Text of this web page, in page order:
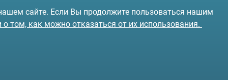
сайте. Если Вы продолжите пользоваться нашим
том, как можно отказаться от их использования.